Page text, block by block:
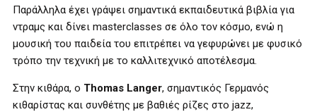
Παράλληλα έχει γράψει σημαντικά εκπαιδευτικά βιβλία για
ντραμς και δίνει masterclasses σε όλο τον κόσμο, ενώ η
μουσική του παιδεία του επιτρέπει να γεφυρώνει με φυσικό
τρόπο την τεχνική με το καλλιτεχνικό αποτέλεσμα.
Στην κιθάρα, ο Thomas Langer, σημαντικός Γερμανός
κιθαρίστας και συνθέτης με βαθιές ρίζες στο jazz,